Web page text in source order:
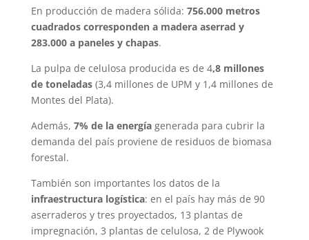
En producción de madera sólida: 756.000 metros
cuadrados corresponden a madera aserrad y
283.000 a paneles y chapas.
La pulpa de celulosa producida es de 4,8 millones
de toneladas(3,4 millones de UPM y 1,4 millones de
Montes del Plata).
Además, 7% de la energíagenerada para cubrir la
demanda del país proviene de residuos de biomasa
forestal.
También son importantes los datos de la
infraestructura logística: en el país hay más de 90
aserraderos y tres proyectados, 13 plantas de
impregnación, 3 plantas de celulosa, 2 de Plywook